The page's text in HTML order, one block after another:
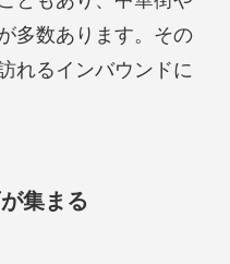
多数あります。その
れるインバウンドに
集まる